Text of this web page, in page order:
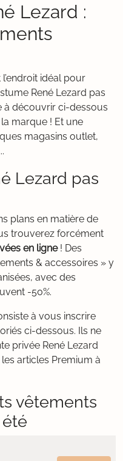
Lezard :
idéal pour
René Lezard pas
à découvrir ci-dessous
marque ! Et une
magasins outlet,
Lezard pas
plans en matière de
trouverez forcément
en ligne! Des
& accessoires » y
avec des
-50%.
à vous inscrire
ci-dessous. Ils ne
privée René Lezard
articles Premium à
vêtements